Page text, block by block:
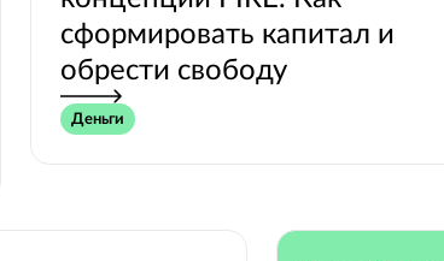
сформировать капитал и
обрести свободу
Деньги